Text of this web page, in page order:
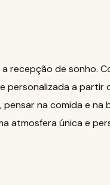
recepção de sonho.
personalizada a partir
na comida e na
atmosfera única e